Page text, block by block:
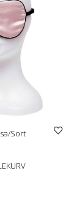
Sort